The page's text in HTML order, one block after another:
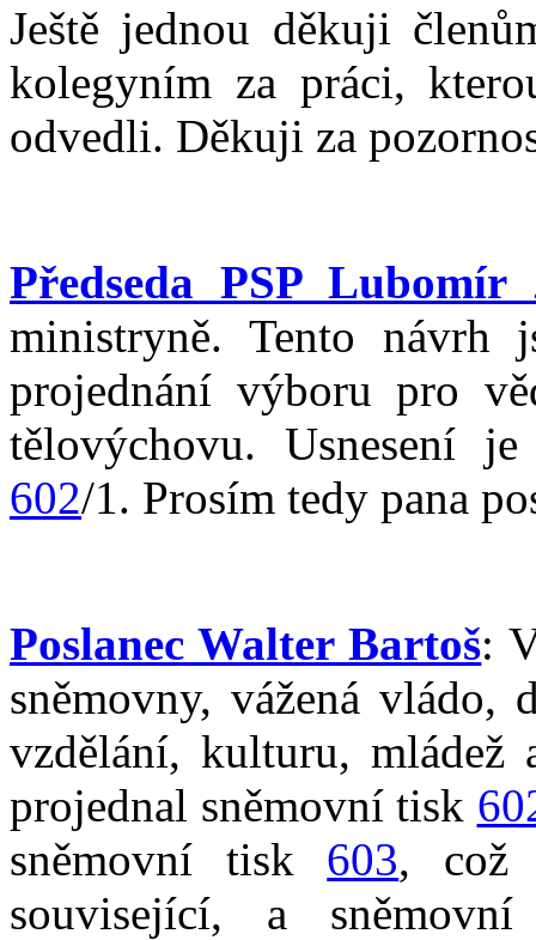
Ještě jednou děkuji
kolegyním za práci,
odvedli. Děkuji za
Předseda PSP Lubomír
ministryně. Tento
projednání výboru pro
tělovýchovu. Usnesení
602/1. Prosím tedy pana
Poslanec Walter Bartoš:
sněmovny, vážená vládo,
vzdělání, kulturu, mládež
projednal sněmovní tisk
sněmovní tisk 603, což
související, a